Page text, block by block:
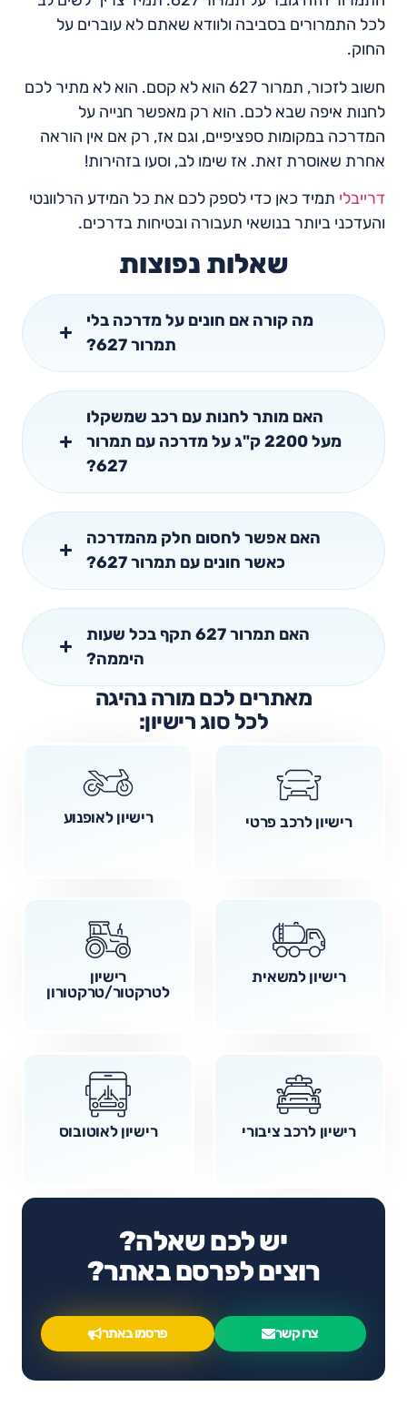
לכל התמרורים בסביבה ולוודא שאתם לא עוברים על
החוק.
חשוב לזכור, תמרור 627 הוא לא קסם. הוא לא מתיר לכם
לחנות איפה שבא לכם. הוא רק מאפשר חנייה על
המדרכה במקומות ספציפיים, וגם אז, רק אם אין הוראה
אחרת שאוסרת זאת. אז שימו לב, וסעו בזהירות!
דרייבלי תמיד כאן כדי לספק לכם את כל המידע הרלוונטי
והעדכני ביותר בנושאי תעבורה ובטיחות בדרכים.
שאלות נפוצות
מה קורה אם חונים על מדרכה בלי
תמרור 627?
האם מותר לחנות עם רכב שמשקלו
מעל 2200 ק"ג על מדרכה עם תמרור
627?
האם אפשר לחסום חלק מהמדרכה
כאשר חונים עם תמרור 627?
האם תמרור 627 תקף בכל שעות
היממה?
מאתרים לכם מורה נהיגה
לכל סוג רישיון:
רישיון לרכב פרטי רישיון לאופנוע
רישיון למשאית
רישיון
לטרקטור/טרקטורון
רישיון לרכב ציבורי רישיון לאוטובוס
יש לכם שאלה?
רוצים לפרסם באתר?
צרו קשר פרסמו באתר